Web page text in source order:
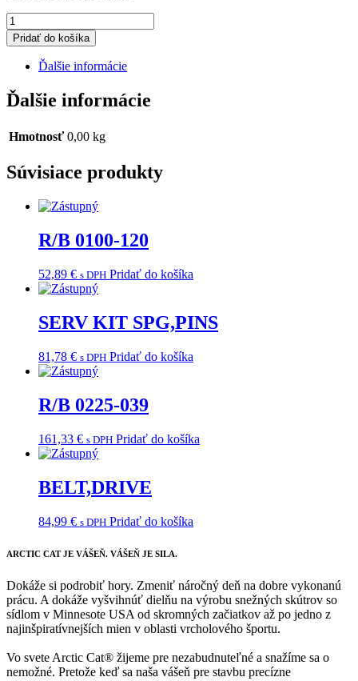
množstvo
BOOT,AIR
BOX
Pridať do košíka
Ďalšie informácie
Ďalšie informácie
Hmotnosť 0,00 kg
Súvisiace produkty
R/B 0100-120
52,89 € s DPH Pridať do košíka
SERV KIT SPG,PINS
81,78 € s DPH Pridať do košíka
R/B 0225-039
161,33 € s DPH Pridať do košíka
BELT,DRIVE
84,99 € s DPH Pridať do košíka
ARCTIC CATJE VÁŠEŇ. VÁŠEŇ JE SILA.
Dokáže si podrobiť hory. Zmeniť náročný deň na dobre vykonanú
prácu. A dokáže vyšvihnúť dielňu na výrobu snežných skútrov so
sídlom v Minnesote USA od skromných začiatkov až po jedno z
najinšpiratívnejších mien v oblasti vrcholového športu.
Vo svete Arctic Cat® žijeme pre nezabudnuteľné a snažíme sa o
nemožné. Pretože keď sa naša vášeň pre stavbu precízne